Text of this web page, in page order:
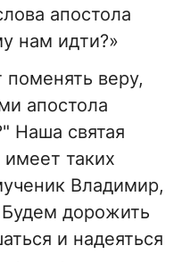
апостола
нам идти?»
поменять веру,
апостола
Наша святая
таких
Владимир,
дорожить
и надеяться